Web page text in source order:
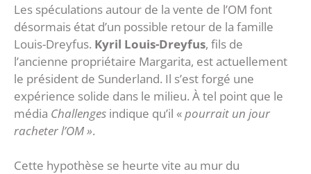
Les spéculations autour de la vente de l’OM font
désormais état d’un possible retour de la famille
Louis-Dreyfus. Kyril Louis-Dreyfus, fils de
l’ancienne propriétaire Margarita, est actuellement
le président de Sunderland. Il s’est forgé une
expérience solide dans le milieu. À tel point que le
média Challenges indique qu’il «pourrait un jour
racheter l’OM ».
Cette hypothèse se heurte vite au mur du